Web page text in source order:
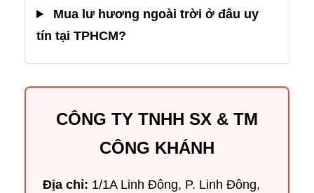
Mua lư hương ngoài trời ở đâu uy
tín tại TPHCM?
CÔNG TY TNHH SX & TM
CÔNG KHÁNH
Địa chỉ: 1/1A Linh Đông, P. Linh Đông,